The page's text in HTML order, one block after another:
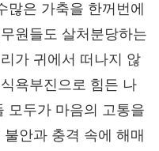
많은 가축을 한꺼번에
원들도 살처분당하는
가 귀에서 떠나지 않
욕부진으로 힘든 나
모두가 마음의 고통을
안과 충격 속에 해매